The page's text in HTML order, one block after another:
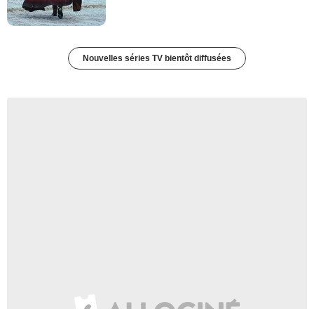
Nouvelles séries TV bientôt diffusées